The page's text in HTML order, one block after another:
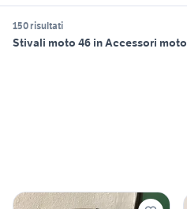
150 risultati
Stivali moto 46 in Accessori moto